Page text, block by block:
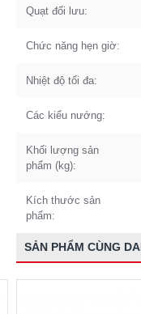
Quạt đối lưu:
Chức năng hẹn giờ:
Nhiệt độ tối đa:
Các kiểu nướng:
Khối lượng sản
phẩm (kg):
Kích thước sản
phẩm:
SẢN PHẨM CÙNG